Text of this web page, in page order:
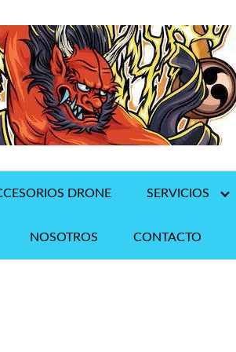
DRONE SERVICIOS
NOSOTROS CONTACTO